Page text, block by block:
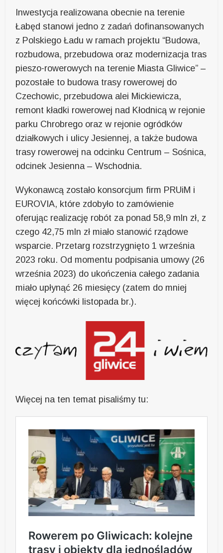
Inwestycja realizowana obecnie na terenie
Łabęd stanowi jedno z zadań dofinansowanych
z Polskiego Ładu w ramach projektu “Budowa,
rozbudowa, przebudowa oraz modernizacja tras
pieszo-rowerowych na terenie Miasta Gliwice” –
pozostałe to budowa trasy rowerowej do
Czechowic, przebudowa alei Mickiewicza,
remont kładki rowerowej nad Kłodnicą w rejonie
parku Chrobrego oraz w rejonie ogródków
działkowych i ulicy Jesiennej, a także budowa
trasy rowerowej na odcinku Centrum – Sośnica,
odcinek Jesienna – Wschodnia.
Wykonawcą zostało konsorcjum firm PRUiM i
EUROVIA, które zdobyło to zamówienie
oferując realizację robót za ponad 58,9 mln zł, z
czego 42,75 mln zł miało stanowić rządowe
wsparcie. Przetarg rozstrzygnięto 1 września
2023 roku. Od momentu podpisania umowy (26
września 2023) do ukończenia całego zadania
miało upłynąć 26 miesięcy (zatem do mniej
więcej końcówki listopada br.).
Więcej na ten temat pisaliśmy tu: